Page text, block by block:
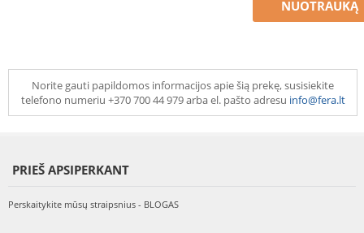
NUOTRAUKĄ
Norite gauti papildomos informacijos apie šią prekę, susisiekite
telefono numeriu +370 700 44 979 arba el. pašto adresu info@fera.lt
PRIEŠ APSIPERKANT
Perskaitykite mūsų straipsnius - BLOGAS